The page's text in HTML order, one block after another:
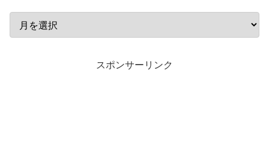
スポンサーリンク